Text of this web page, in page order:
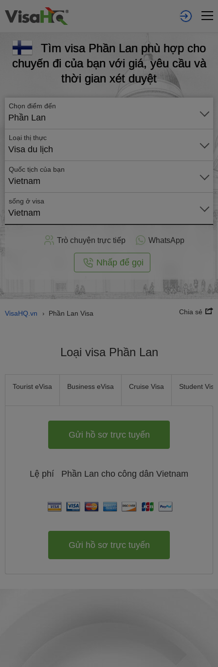
Tìm visa Phần Lan phù hợp cho
chuyến đi của bạn với giá, yêu cầu và
thời gian xét duyệt
Chọn điểm đến
Phần Lan
Loại thị thực
Visa du lịch
Quốc tịch của bạn
Vietnam
sống ở visa
Vietnam
Gửi
hồ
trực
Trò chuyện trực tiếp WhatsApp
Nhấp để gọi
VisaHQ.vn › Phần Lan Visa Chia sẻ
Loại visa Phần Lan
Tourist eVisa Business eVisa Cruise Visa Student Visa
Gửi hồ sơ trực tuyến
Lệ phí Phần Lan cho công dân Vietnam
Gửi hồ sơ trực tuyến